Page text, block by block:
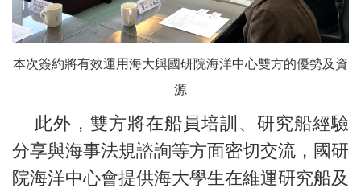
本次簽約將有效運用海大與國研院海洋中心雙方的優勢及資
源
此外，雙方將在船員培訓、研究船經驗
分享與海事法規諮詢等方面密切交流，國研
院海洋中心會提供海大學生在維運研究船及